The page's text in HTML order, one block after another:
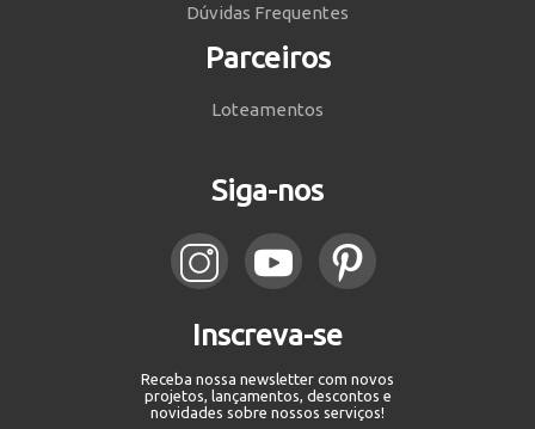
Dúvidas Frequentes
Parceiros
Loteamentos
Siga-nos
Inscreva-se
Receba nossa newsletter com novos
projetos, lançamentos, descontos e
novidades sobre nossos serviços!